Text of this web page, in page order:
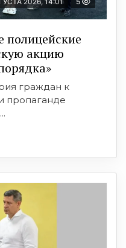
полицейские
акцию
граждан к
пропаганде